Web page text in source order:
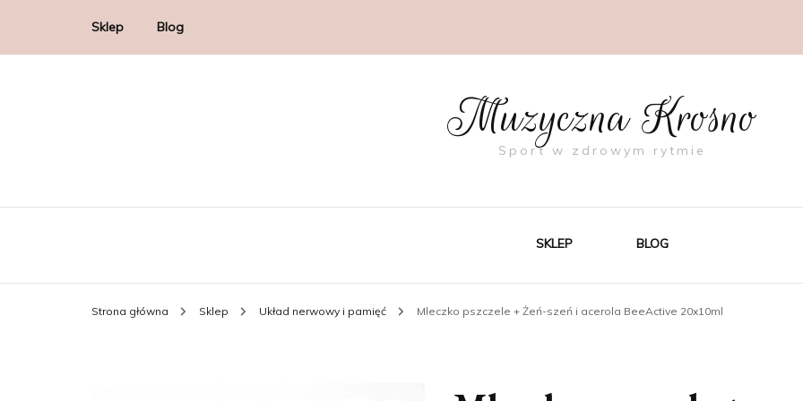
Sklep Blog
Muzyczna Krosno
Sport w zdrowym rytmie
SKLEP BLOG
Strona główna Sklep Układ nerwowy i pamięć Mleczko pszczele + Żeń-szeń i acerola BeeActive 20x10ml